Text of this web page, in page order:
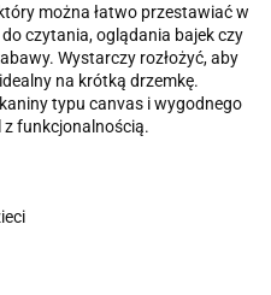
można łatwo przestawiać w
czytania, oglądania bajek czy
Wystarczy rozłożyć, aby
na krótką drzemkę.
typu canvas i wygodnego
z funkcjonalnością.